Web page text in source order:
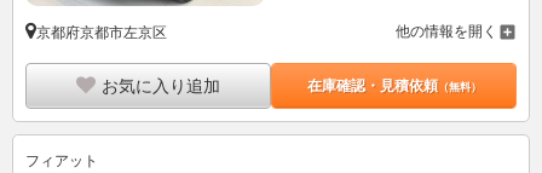
京都府京都市左京区 他の情報を開く
お気に入り追加 在庫確認・見積依頼（無料）
フィアット